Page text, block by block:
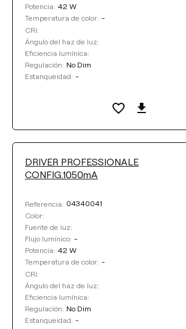
Potencia: 42 W
Temperatura de color: -
CRI:
Ángulo del haz de luz:
Eficiencia lumínica:
Regulación: No Dim
Estanqueidad: -
DRIVER PROFESSIONALE
CONFIG.1050mA
Referencia: 04340041
Color:
Fuente de luz:
Flujo lumínico: -
Potencia: 42 W
Temperatura de color: -
CRI:
Ángulo del haz de luz:
Eficiencia lumínica:
Regulación: No Dim
Estanqueidad: -